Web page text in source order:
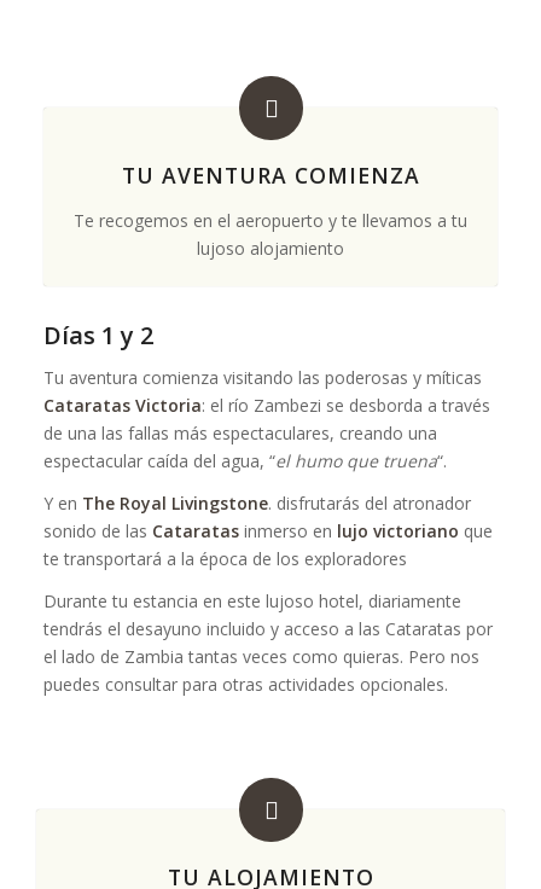
TU AVENTURA COMIENZA
Te recogemos en el aeropuerto y te llevamos a tu
lujoso alojamiento
Días 1 y 2
Tu aventura comienza visitando las poderosas y míticas
Cataratas Victoria: el río Zambezi se desborda a través
de una las fallas más espectaculares, creando una
espectacular caída del agua, “el humo que truena“.
Y en The Royal Livingstone. disfrutarás del atronador
sonido de las Cataratas inmerso en lujo victoriano que
te transportará a la época de los exploradores
Durante tu estancia en este lujoso hotel, diariamente
tendrás el desayuno incluido y acceso a las Cataratas por
el lado de Zambia tantas veces como quieras. Pero nos
puedes consultar para otras actividades opcionales.
TU ALOJAMIENTO